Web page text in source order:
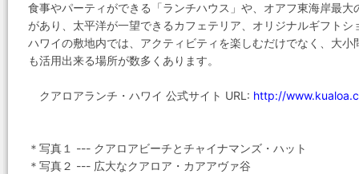
食事やパーティができる「ランチハウス」や、オアフ東海岸最
があり、太平洋が一望できるカフェテリア、オリジナルギフト
ハワイの敷地内では、アクティビティを楽しむだけでなく、大
も活用出来る場所が数多くあります。
クアロアランチ・ハワイ 公式サイト URL: http://
＊写真１ --- クアロアビーチとチャイナマンズ・ハット
＊写真２ --- 広大なクアロア・カアアヴァ谷